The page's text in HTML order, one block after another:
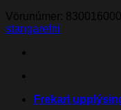
Vörunúmer: 830016000
stangarefni
Frekari